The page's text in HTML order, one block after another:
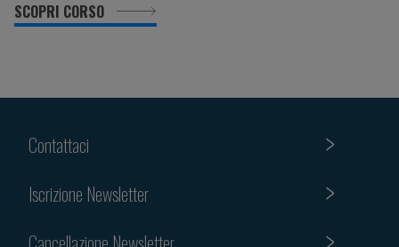
SCOPRI CORSO
Contattaci
Iscrizione Newsletter